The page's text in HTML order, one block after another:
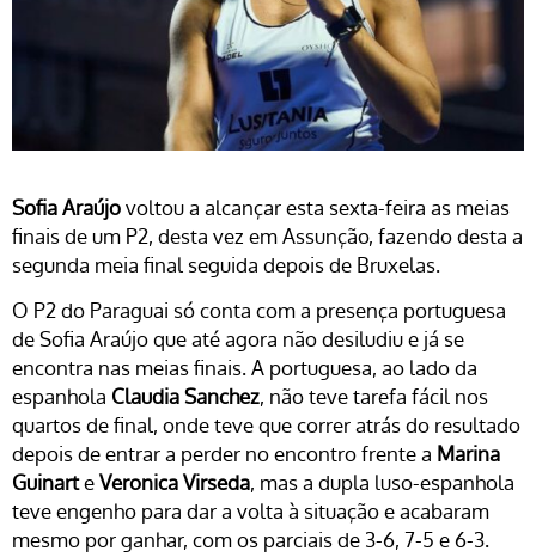
Sofia Araújovoltou a alcançar esta sexta-feira as meias
finais de um P2, desta vez em Assunção, fazendo desta a
segunda meia final seguida depois de Bruxelas.
O P2 do Paraguai só conta com a presença portuguesa
de Sofia Araújo que até agora não desiludiu e já se
encontra nas meias finais. A portuguesa, ao lado da
espanhola Claudia Sanchez, não teve tarefa fácil nos
quartos de final, onde teve que correr atrás do resultado
depois de entrar a perder no encontro frente a Marina
GuinarteVeronica Virseda, mas a dupla luso-espanhola
teve engenho para dar a volta à situação e acabaram
mesmo por ganhar, com os parciais de 3-6, 7-5 e 6-3.